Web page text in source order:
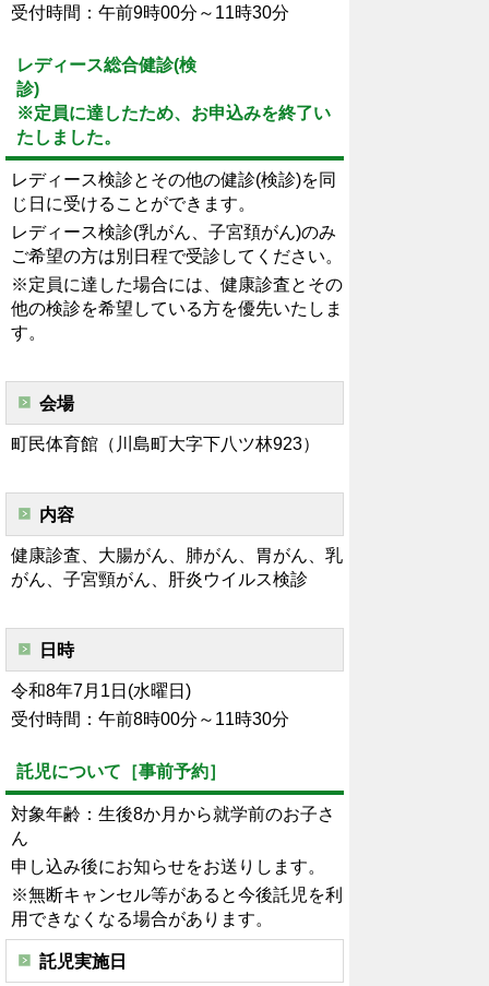
受付時間：午前9時00分～11時30分
レディース総合健診(検
診
※定員に達したため、お申込みを終了い
たしました。
レディース検診とその他の健診(検診)を同
じ日に受けることができます。
レディース検診(乳がん、子宮頚がん)のみ
ご希望の方は別日程で受診してください。
※定員に達した場合には、健康診査とその
他の検診を希望している方を優先いたしま
す。
会場
町民体育館（川島町大字下八ツ林923）
内容
健康診査、大腸がん、肺がん、胃がん、乳
がん、子宮頸がん、肝炎ウイルス検診
日時
令和8年7月1日(水曜日)
受付時間：午前8時00分～11時30分
託児について［事前予約］
対象年齢：生後8か月から就学前のお子さ
ん
申し込み後にお知らせをお送りします。
※無断キャンセル等があると今後託児を利
用できなくなる場合があります。
託児実施日